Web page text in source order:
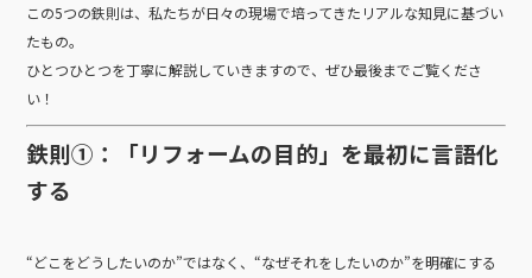
この5つの鉄則は、私たちが日々の現場で培ってきたリアルな知見に基づい
たもの。
ひとつひとつを丁寧に解説していきますので、ぜひ最後までご覧くださ
い！
鉄則①：「リフォームの目的」を最初に言語化
する
“どこをどうしたいのか”ではなく、“なぜそれをしたいのか”を明確にする